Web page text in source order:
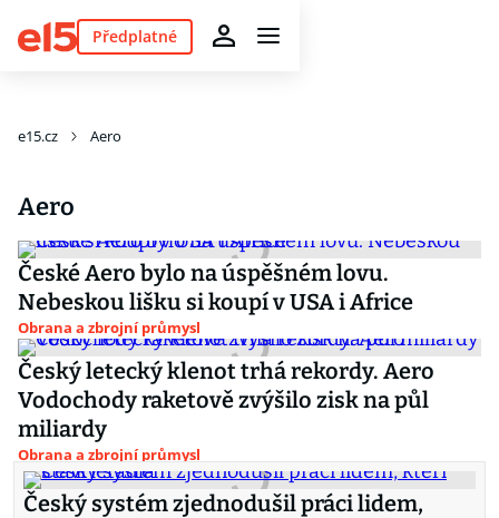
Předplatné
e15.cz Aero
Aero
České Aero bylo na úspěšném lovu.
Nebeskou lišku si koupí v USA i Africe
Obrana a zbrojní průmysl
Český letecký klenot trhá rekordy. Aero
Vodochody raketově zvýšilo zisk na půl
miliardy
Obrana a zbrojní průmysl
Český systém zjednodušil práci lidem,